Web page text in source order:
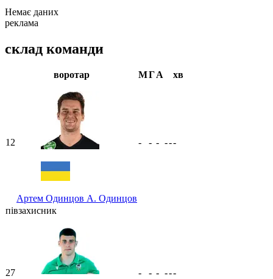
Немає даних
реклама
склад команди
воротар МГА хв
12
Артем Одинцов А. Одинцов
- - - ---
півзахисник
27 - - - ---